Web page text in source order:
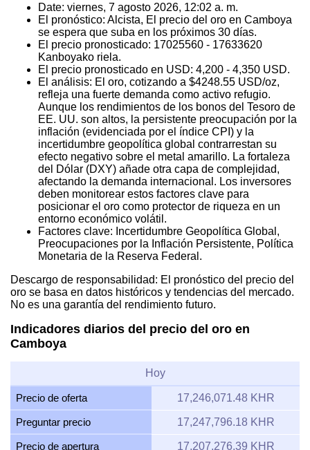
Date: viernes, 7 agosto 2026, 12:02 a. m.
El pronóstico: Alcista, El precio del oro en Camboya
se espera que suba en los próximos 30 días.
El precio pronosticado: 17025560 - 17633620
Kanboyako riela.
El precio pronosticado en USD: 4,200 - 4,350 USD.
El análisis: El oro, cotizando a $4248.55 USD/oz,
refleja una fuerte demanda como activo refugio.
Aunque los rendimientos de los bonos del Tesoro de
EE. UU. son altos, la persistente preocupación por la
inflación (evidenciada por el índice CPI) y la
incertidumbre geopolítica global contrarrestan su
efecto negativo sobre el metal amarillo. La fortaleza
del Dólar (DXY) añade otra capa de complejidad,
afectando la demanda internacional. Los inversores
deben monitorear estos factores clave para
posicionar el oro como protector de riqueza en un
entorno económico volátil.
Factores clave: Incertidumbre Geopolítica Global,
Preocupaciones por la Inflación Persistente, Política
Monetaria de la Reserva Federal.
Descargo de responsabilidad: El pronóstico del precio del
oro se basa en datos históricos y tendencias del mercado.
No es una garantía del rendimiento futuro.
Indicadores diarios del precio del oro en
Camboya
Hoy
Precio de oferta 17,246,071.48 KHR
Preguntar precio 17,247,796.18 KHR
Precio de apertura 17,207,276.39 KHR